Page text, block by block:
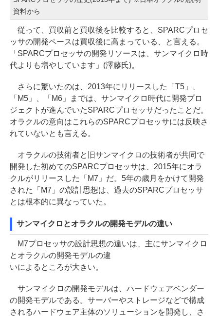
資料から
従って、買収前と買収後を比較すると、SPARCプロセ
ッサの開発ペースは買収後に高まっている、と言える。
「SPARCプロセッサの開発リソースは、サンマイクロ時
代よりも増やしています」(澤藤氏)。
さらに驚いたのは、2013年にリリースした「T5」、
「M5」、「M6」までは、サンマイクロ時代に開発プロ
ジェクトが進んでいたSPARCプロセッサだったことだ。
オラクルの意向はこれらのSPARCプロセッサには反映さ
れていないとも言える。
オラクルの技術者と旧サンマイクロの技術者が共同で
開発した初めてのSPARCプロセッサは、2015年にオラ
クルがリリースした「M7」だ。5年の歳月をかけて開発
された「M7」の設計思想は、過去のSPARCプロセッサ
とは根本的に異なっていた。
サンマイクロとオラクルの開発モデルの違い
M7プロセッサの設計思想の違いは、主にサンマイクロ
とオラクルの開発モデルの違
いによるところが大きい。
サンマイクロの開発モデルは、ハードウェアベンダー
の開発モデルである。サーバーやストレージなどで構成
されるハードウェア主体のソリューションを開発し、さ